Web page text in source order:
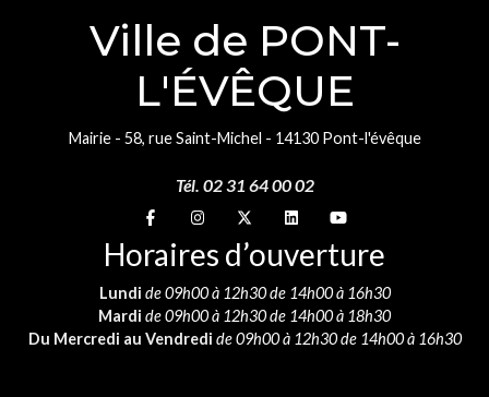
Ville de PONT-
L'ÉVÊQUE
Mairie - 58, rue Saint-Michel - 14130 Pont-l'évêque
Tél. 02 31 64 00 02
Suivez-nous sur
Suivez-nous sur
Suivez-nous sur
Suivez-nous sur
Suivez-nous sur
Horaires d’ouverture
Lundi de 09h00 à 12h30 de 14h00 à 16h30
Mardi de 09h00 à 12h30 de 14h00 à 18h30
Du Mercredi au Vendredi de 09h00 à 12h30 de 14h00 à 16h30